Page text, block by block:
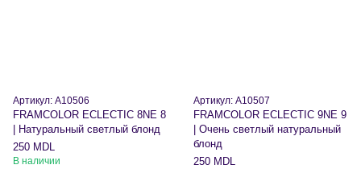
Артикул: A10506
FRAMCOLOR ECLECTIC 8NE 8
| Натуральный светлый блонд
250 MDL
В наличии
Артикул: A10507
FRAMCOLOR ECLECTIC 9NE 9
| Очень светлый натуральный
блонд
250 MDL